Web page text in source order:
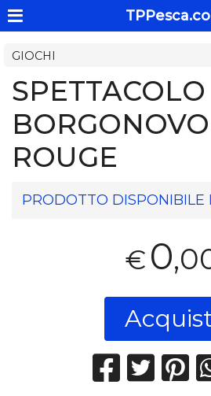
GIOCHI
SPETTACOLO
ROUGE
PRODOTTO DISPONIBILE
€0